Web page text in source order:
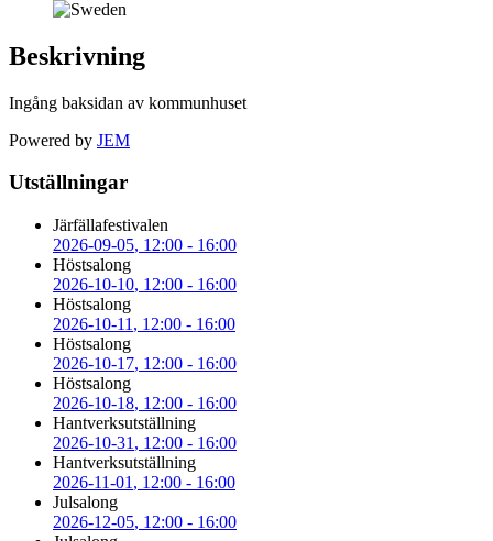
Beskrivning
Ingång baksidan av kommunhuset
Powered by JEM
Utställningar
Järfällafestivalen
2026-09-05, 12:00 - 16:00
Höstsalong
2026-10-10, 12:00 - 16:00
Höstsalong
2026-10-11 , 12:00 - 16:00
Höstsalong
2026-10-17, 12:00 - 16:00
Höstsalong
2026-10-18, 12:00 - 16:00
Hantverksutställning
2026-10-31 , 12:00 - 16:00
Hantverksutställning
2026-11-01 , 12:00 - 16:00
Julsalong
2026-12-05, 12:00 - 16:00